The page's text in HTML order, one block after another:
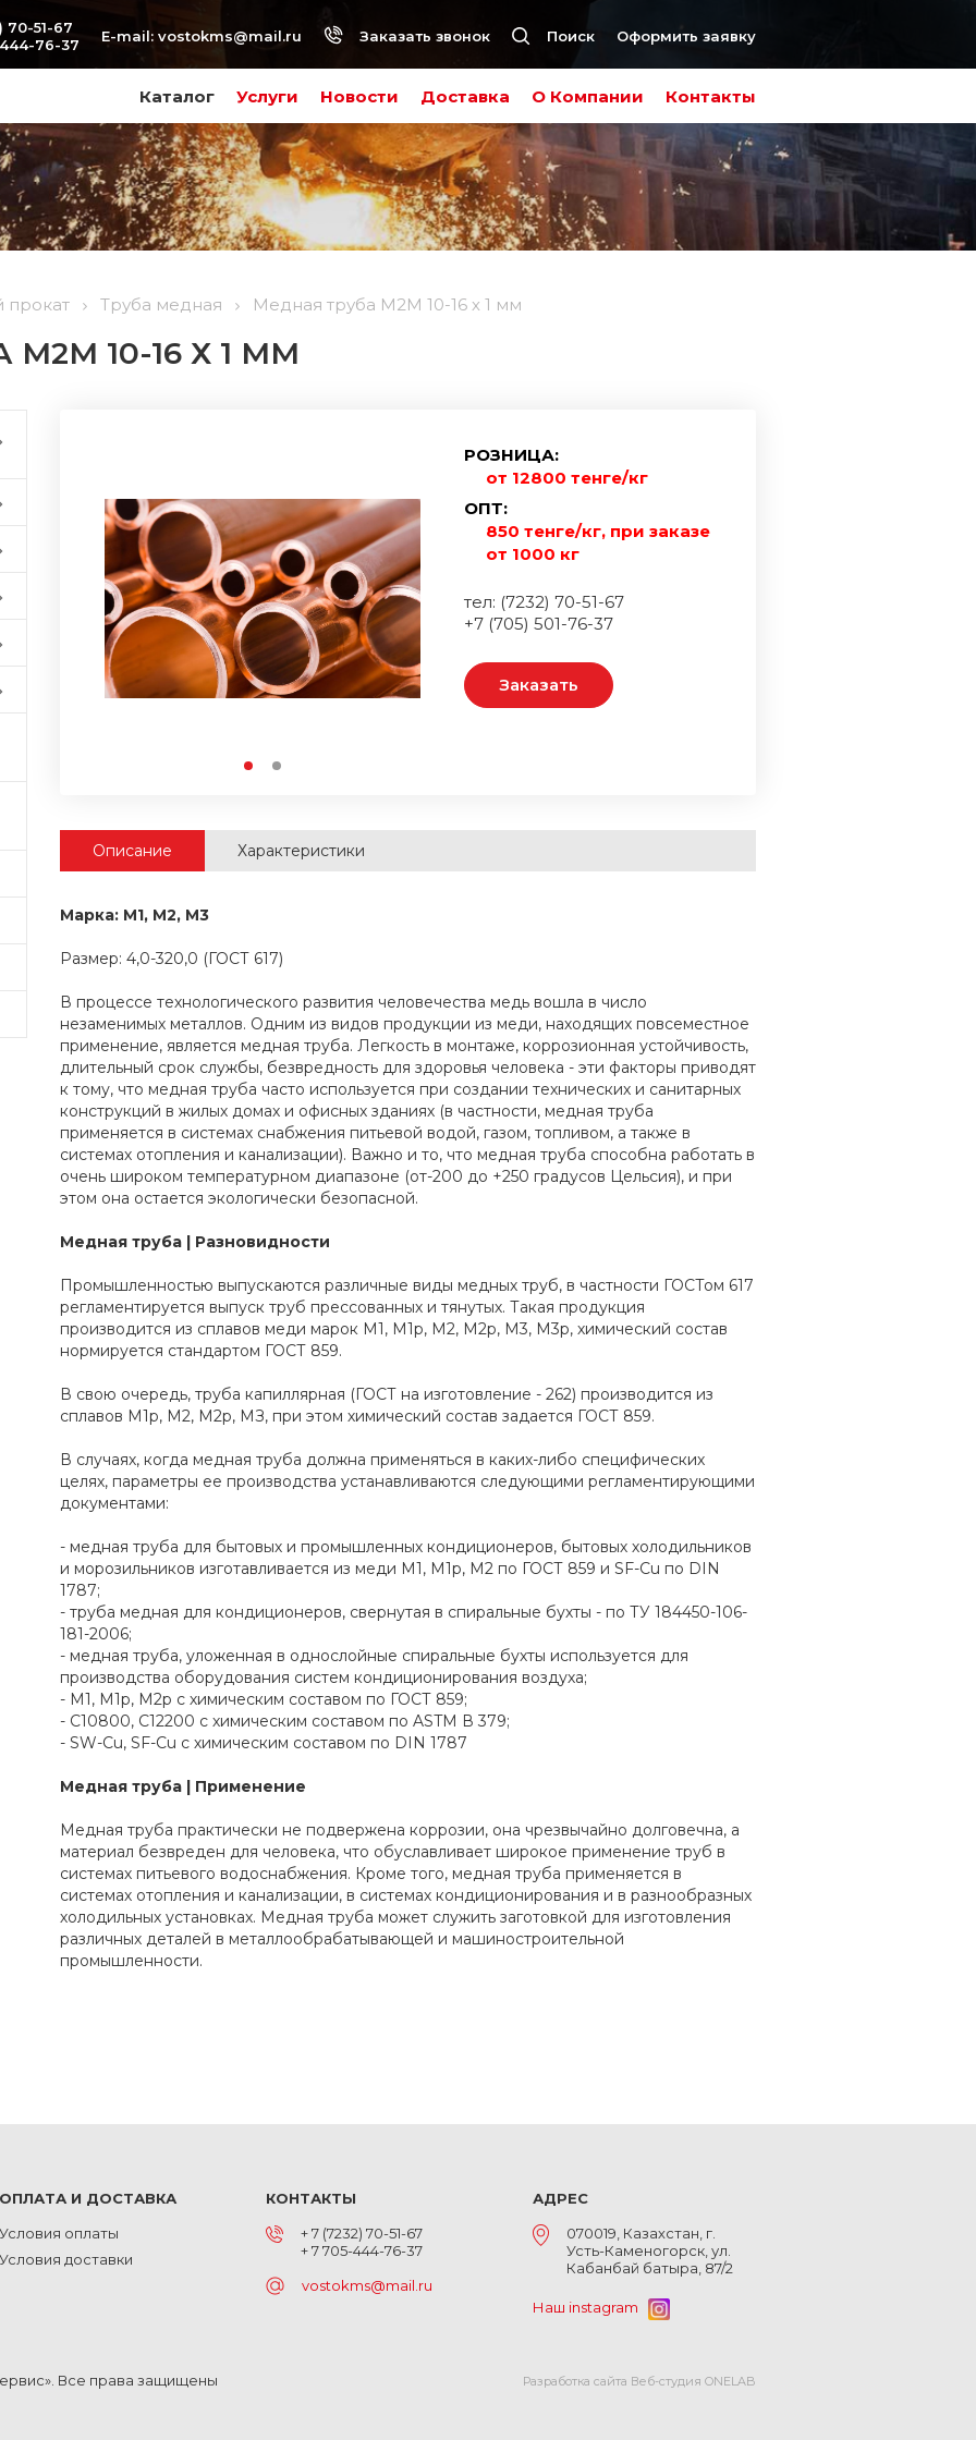
Каталог Услуги Новости Доставка О Компании Контакты
70-51-67
76-37
E-mail: vostokms@mail.ru Заказать звонок Поиск Оформить заявку
Труба медная Медная труба М2М 10-16 х 1 мм
10-16 Х 1 ММ
РОЗНИЦА:
от 12800 тенге/кг
ОПТ:
850 тенге/кг, при заказе
от 1000 кг
тел: (7232) 70-51-67
+7 (705) 501-76-37
Заказать
Описание Характеристики
Марка: М1, М2, М3
Размер: 4,0-320,0 (ГОСТ 617)
В процессе технологического развития человечества медь вошла в число
незаменимых металлов. Одним из видов продукции из меди, находящих повсеместное
применение, является медная труба. Легкость в монтаже, коррозионная устойчивость,
длительный срок службы, безвредность для здоровья человека - эти факторы приводят
к тому, что медная труба часто используется при создании технических и санитарных
конструкций в жилых домах и офисных зданиях (в частности, медная труба
применяется в системах снабжения питьевой водой, газом, топливом, а также в
системах отопления и канализации). Важно и то, что медная труба способна работать в
очень широком температурном диапазоне (от-200 до +250 градусов Цельсия), и при
этом она остается экологически безопасной.
Медная труба | Разновидности
Промышленностью выпускаются различные виды медных труб, в частности ГОСТом 617
регламентируется выпуск труб прессованных и тянутых. Такая продукция
производится из сплавов меди марок М1, М1p, М2, М2p, М3, М3p, химический состав
нормируется стандартом ГОСТ 859.
В свою очередь, труба капиллярная (ГОСТ на изготовление - 262) производится из
сплавов М1р, М2, М2р, МЗ, при этом химический состав задается ГОСТ 859.
В случаях, когда медная труба должна применяться в каких-либо специфических
целях, параметры ее производства устанавливаются следующими регламентирующими
документами:
- медная труба для бытовых и промышленных кондиционеров, бытовых холодильников
и морозильников изготавливается из меди М1, М1p, М2 по ГОСТ 859 и SF-Cu по DIN
1787;
- труба медная для кондиционеров, свернутая в спиральные бухты - по ТУ 184450-106-
181-2006;
- медная труба, уложенная в однослойные спиральные бухты используется для
производства оборудования систем кондиционирования воздуха;
- М1, М1р, М2р с химическим составом по ГОСТ 859;
- С10800, С12200 с химическим составом по ASTM В 379;
- SW-Cu, SF-Cu с химическим составом по DIN 1787
Медная труба | Применение
Медная труба практически не подвержена коррозии, она чрезвычайно долговечна, а
материал безвреден для человека, что обуславливает широкое применение труб в
системах питьевого водоснабжения. Кроме того, медная труба применяется в
системах отопления и канализации, в системах кондиционирования и в разнообразных
холодильных установках. Медная труба может служить заготовкой для изготовления
различных деталей в металлообрабатывающей и машиностроительной
промышленности.
ОПЛАТА И ДОСТАВКА
Условия оплаты
Условия доставки
КОНТАКТЫ
+ 7 (7232) 70-51-67
+ 7 705-444-76-37
vostokms@mail.ru
АДРЕС
070019, Казахстан, г.
Усть-Каменогорск, ул.
Кабанбай батыра, 87/2
Наш instagram
Все права защищены Разработка сайта Веб-студия ONELAB